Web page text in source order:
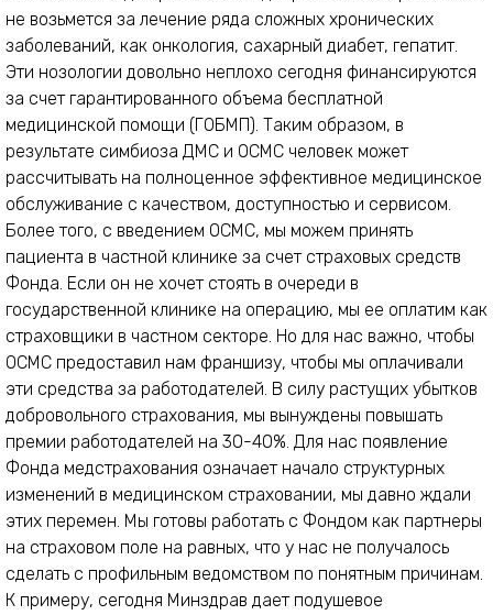
не возьмется за лечение ряда сложных хронических
заболеваний, как онкология, сахарный диабет, гепатит.
Эти нозологии довольно неплохо сегодня финансируются
за счет гарантированного объема бесплатной
медицинской помощи (ГОБМП). Таким образом, в
результате симбиоза ДМС и ОСМС человек может
рассчитывать на полноценное эффективное медицинское
обслуживание с качеством, доступностью и сервисом.
Более того, с введением ОСМС, мы можем принять
пациента в частной клинике за счет страховых средств
Фонда. Если он не хочет стоять в очереди в
государственной клинике на операцию, мы ее оплатим как
страховщики в частном секторе. Но для нас важно, чтобы
ОСМС предоставил нам франшизу, чтобы мы оплачивали
эти средства за работодателей. В силу растущих убытков
добровольного страхования, мы вынуждены повышать
премии работодателей на 30-40%. Для нас появление
Фонда медстрахования означает начало структурных
изменений в медицинском страховании, мы давно ждали
этих перемен. Мы готовы работать с Фондом как партнеры
на страховом поле на равных, что у нас не получалось
сделать с профильным ведомством по понятным причинам.
К примеру, сегодня Минздрав дает подушевое